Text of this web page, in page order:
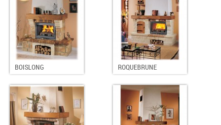
BOISLONG ROQUEBRUNE